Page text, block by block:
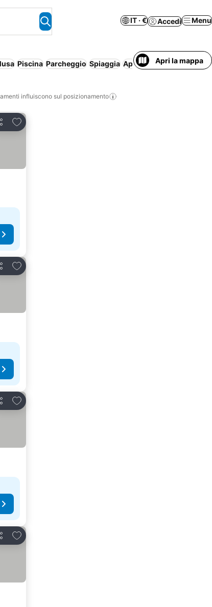
IT · € Accedi Menu
Piscina Parcheggio Spiaggia AparthotelApri la mappa
influiscono sul posizionamento
Aggiungi ai preferiti
Aggiungi ai preferiti
Aggiungi ai preferiti
Aggiungi ai preferiti